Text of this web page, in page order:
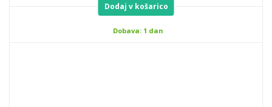
Dodaj v košarico
Dobava: 1 dan